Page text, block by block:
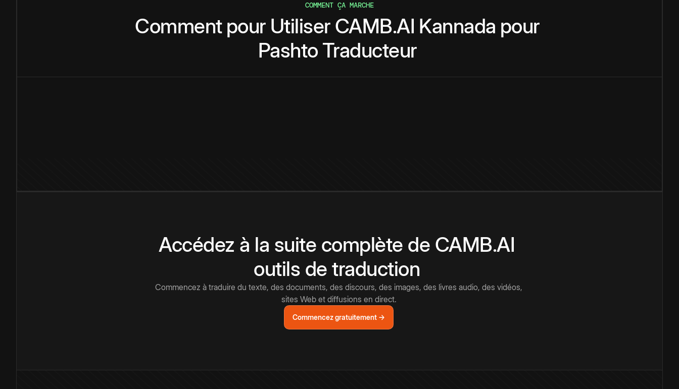
COMMENT ÇA MARCHE
Comment pour Utiliser CAMB.AI Kannada pour
Pashto Traducteur
Accédez à la suite complète de CAMB.AI
outils de traduction
Commencez à traduire du texte, des documents, des discours, des images, des livres audio, des vidéos,
sites Web et diffusions en direct.
Commencez gratuitement →